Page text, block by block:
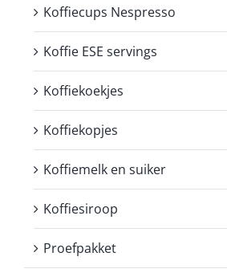
Koffiecups Nespresso
Koffie ESE servings
Koffiekoekjes
Koffiekopjes
Koffiemelk en suiker
Koffiesiroop
Proefpakket